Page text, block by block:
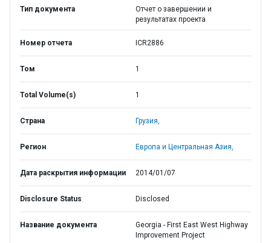
Тип документа
Отчет о завершении и
результатах проекта
Номер отчета ICR2886
Том 1
Total Volume(s) 1
Страна Грузия,
Регион Европа и Центральная Азия,
Дата раскрытия информации 2014/01/07
Disclosure Status Disclosed
Название документа
Georgia - First East West Highway
Improvement Project